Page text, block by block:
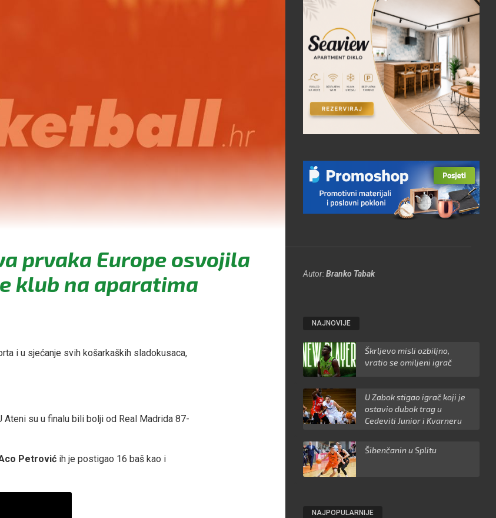
prvaka Europe osvojila
klub na aparatima
Autor:Branko Tabak
i u sjećanje svih košarkaških sladokusaca,
su u finalu bili bolji od Real Madrida 87-
Petrović ih je postigao 16 baš kao i
NAJNOVIJE
Škrljevo misli ozbiljno,
vratio se omiljeni igrač
U Zabok stigao igrač koji je
ostavio dubok trag u
Cedeviti Junior i Kvarneru
Šibenčanin u Splitu
NAJPOPULARNIJE